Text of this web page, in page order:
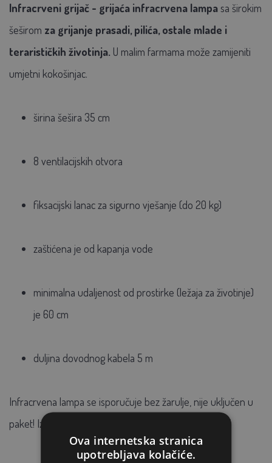
Infracrveni grijač - grijaća infracrvena lampasa širokim
šeširom za grijanje prasadi, pilića, ostale mlade i
terarističkih životinja. U malim farmama može zamijeniti
umjetni kokošinjac.
širina šešira 35 cm
8 ventilacijskih otvora
fiksacijski lanac za sigurno vješanje (do 20 kg)
zaštićena je od kapanja vode
minimalna udaljenost od prostirke (ležaja za životinje)
je 60 cm
duljina dovodnog kabela 5 m
Infracrvena lampa se isporučuje bez žarulje, nije uključen u
paket! Izaberite žarulje u kategoriji "Žarulje i radijatori".
Ova internetska stranica
upotrebljava kolačiće.